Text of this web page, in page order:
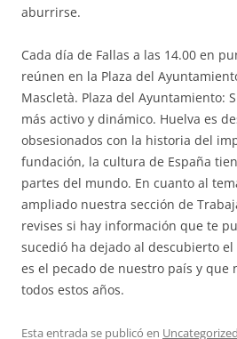
aburrirse.
Cada día de Fallas a las 14.00 en
reúnen en la Plaza del
Mascletà. Plaza del Ayuntamiento:
más activo y dinámico. Huelva es
obsesionados con la historia del
fundación, la cultura de España
partes del mundo. En cuanto al
ampliado nuestra sección de
revises si hay información que te
sucedió ha dejado al descubierto
es el pecado de nuestro país y que
todos estos años.
Esta entrada se publicó en Uncategorized